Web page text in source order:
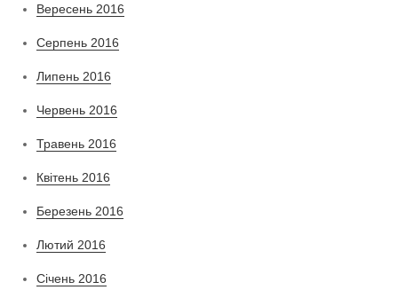
Вересень 2016
Серпень 2016
Липень 2016
Червень 2016
Травень 2016
Квітень 2016
Березень 2016
Лютий 2016
Січень 2016